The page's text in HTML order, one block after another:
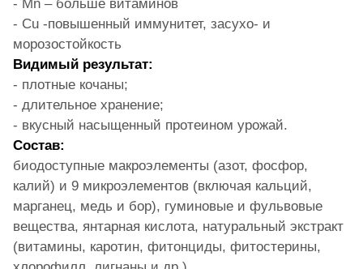
- Mn – больше витаминов
- Cu -повышенный иммунитет, засухо- и
морозостойкость
Видимый результат:
- плотные кочаны;
- длительное хранение;
- вкусный насыщенный протеином урожай.
Состав:
биодоступные макроэлементы (азот, фосфор,
калий) и 9 микроэлементов (включая кальций,
марганец, медь и бор), гуминовые и фульвовые
вещества, янтарная кислота, натуральный экстракт
(витамины, каротин, фитонциды, фитостерины,